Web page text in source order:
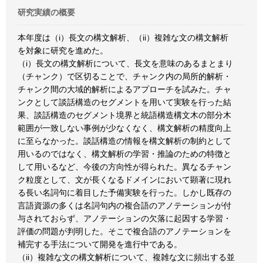
研究実績の概要
本年度は（i）長文の構文解析、（ii）複雑な文の構文解析
を対象に研究を進めた。
（i）長文の構文解析について、長文を意味のあるまとまり
（チャンク）で区切ることで、チャンク内の局所的解析・
チャンク間の大域的解析によるアプローチを試みた。チャ
ンクとして談話構造のセグメントを用いて実験を行った結
果、談話構造のセグメント境界と統語構造構文木の部分木
範囲が一致しない事例が少なくなく、構文解析の精度向上
に至らなかった。談話構造の情報を構文解析の制約として
用いるのではなく、構文解析の学習・推論のための特徴と
して用いるなど、今後の方向性が得られた。異なるチャン
ク粒度として、文が長くなるドメインにおいて顕著に現れ
る長い名詞句に着目した予備実験を行った。しかし既存の
言語資源の多くは名詞句内の複合語のアノテーションが付
与されておらず、アノテーションの欠落に起因する学習・
評価の問題が判明した。そこで複合語のアノテーションを
補完する手法について開発を進行中である。
（ii）複雑な文の構文解析について、複雑な文に頻出する並